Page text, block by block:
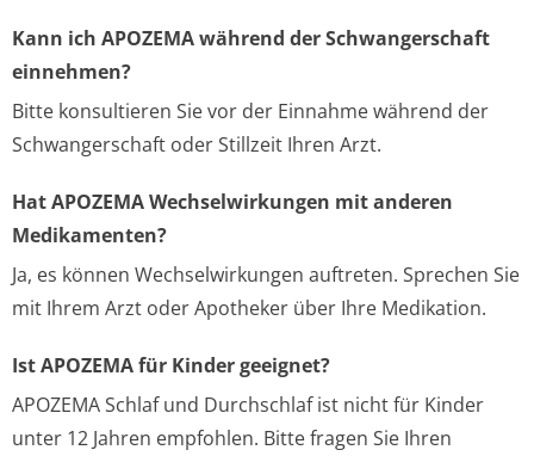
Kann ich APOZEMA während der Schwangerschaft
einnehmen?
Bitte konsultieren Sie vor der Einnahme während der
Schwangerschaft oder Stillzeit Ihren Arzt.
Hat APOZEMA Wechselwirkungen mit anderen
Medikamenten?
Ja, es können Wechselwirkungen auftreten. Sprechen Sie
mit Ihrem Arzt oder Apotheker über Ihre Medikation.
Ist APOZEMA für Kinder geeignet?
APOZEMA Schlaf und Durchschlaf ist nicht für Kinder
unter 12 Jahren empfohlen. Bitte fragen Sie Ihren